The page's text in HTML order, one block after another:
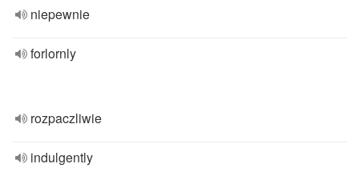
niepewnie
forlornly
rozpaczliwie
indulgently